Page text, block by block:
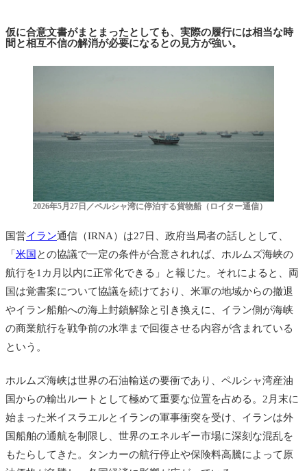
仮に合意文書がまとまったとしても、実際の履行には相当な時
間と相互不信の解消が必要になるとの見方が強い。
2026年5月27日／ペルシャ湾に停泊する貨物船（ロイター通信）
国営イラン通信（IRNA）は27日、政府当局者の話しとして、
「 米国 との協議で一定の条件が合意されれば、ホルムズ海峡の
航行を1カ月以内に正常化できる」と報じた。それによると、両
国は覚書案について協議を続けており、米軍の地域からの撤退
やイラン船舶への海上封鎖解除と引き換えに、イラン側が海峡
の商業航行を戦争前の水準まで回復させる内容が含まれている
という。
ホルムズ海峡は世界の石油輸送の要衝であり、ペルシャ湾産油
国からの輸出ルートとして極めて重要な位置を占める。2月末に
始まった米イスラエルとイランの軍事衝突を受け、イランは外
国船舶の通航を制限し、世界のエネルギー市場に深刻な混乱を
もたらしてきた。タンカーの航行停止や保険料高騰によって原